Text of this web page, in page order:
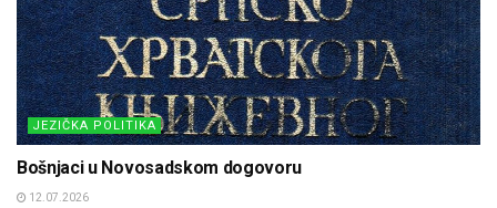
JEZIČKA POLITIKA
Bošnjaci u Novosadskom dogovoru
12.07.2026